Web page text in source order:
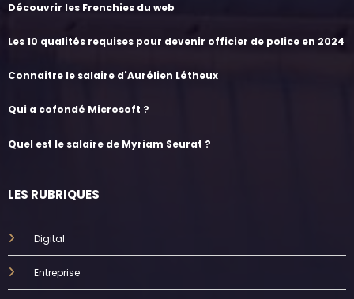
Découvrir les Frenchies du web
Les 10 qualités requises pour devenir officier de police en 2024
Connaitre le salaire d'Aurélien Létheux
Qui a cofondé Microsoft ?
Quel est le salaire de Myriam Seurat ?
LES RUBRIQUES
Digital
Entreprise